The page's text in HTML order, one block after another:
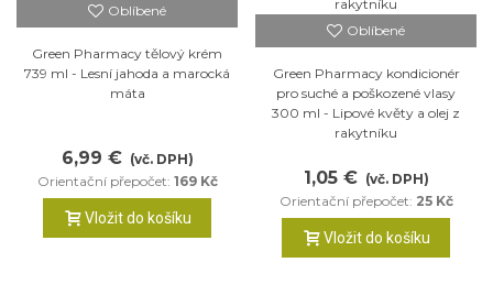
Oblíbené
Green Pharmacy tělový krém
739 ml - Lesní jahoda a marocká
máta
6,99 € (vč. DPH)
Orientační přepočet: 169 Kč
Vložit do košíku
Oblíbené
Green Pharmacy kondicionér
pro suché a poškozené vlasy
300 ml - Lipové květy a olej z
rakytníku
1,05 € (vč. DPH)
Orientační přepočet: 25 Kč
Vložit do košíku